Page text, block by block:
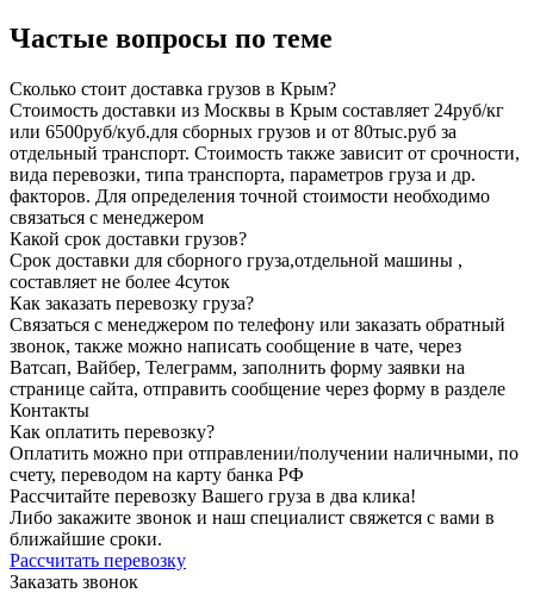
Частые вопросы по теме
Сколько стоит доставка грузов в Крым?
Стоимость доставки из Москвы в Крым составляет 24руб/кг
или 6500руб/куб.для сборных грузов и от 80тыс.руб за
отдельный транспорт. Стоимость также зависит от срочности,
вида перевозки, типа транспорта, параметров груза и др.
факторов. Для определения точной стоимости необходимо
связаться с менеджером
Какой срок доставки грузов?
Срок доставки для сборного груза,отдельной машины ,
составляет не более 4суток
Как заказать перевозку груза?
Связаться с менеджером по телефону или заказать обратный
звонок, также можно написать сообщение в чате, через
Ватсап, Вайбер, Телеграмм, заполнить форму заявки на
странице сайта, отправить сообщение через форму в разделе
Контакты
Как оплатить перевозку?
Оплатить можно при отправлении/получении наличными, по
счету, переводом на карту банка РФ
Рассчитайте перевозку Вашего груза в два клика!
Либо закажите звонок и наш специалист свяжется с вами в
ближайшие сроки.
Рассчитать перевозку
Заказать звонок